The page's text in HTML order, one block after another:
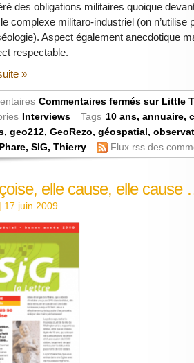
des obligations militaires quoique
complexe militaro-industriel (on n’utilise
Aspect également anecdotique
respectable.
»
Commentaires fermés sur Little
Interviews Tags 10 ans, annuaire,
, geo212, GeoRezo, géospatial,
, SIG, Thierry Flux rss des
elle cause, elle cause
| 17 juin 2009